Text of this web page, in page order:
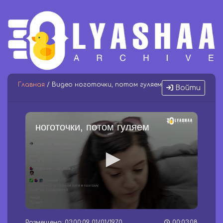
Войти
Главная / Видео ноготочки, потом гуляем
ноготочки, потом гуляем
s